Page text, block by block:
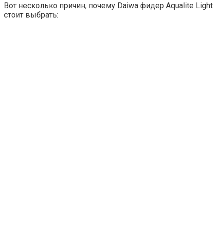
Вот несколько причин, почему Daiwa фидер Aqualite Light
стоит выбрать: